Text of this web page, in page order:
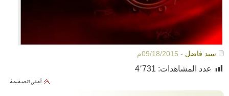
سيد فاضل - 09/18/2015م
عدد المشاهدات: 4٬731